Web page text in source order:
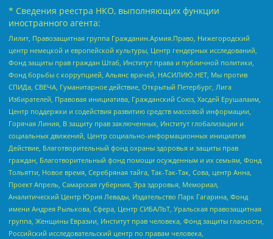
* Сведения реестра НКО, выполняющих функции
иностранного агента:
Лилит, Правозащитная группа Гражданин.Армия.Право, Нижегородский
центр немецкой и европейской культуры, Центр гендерных исследований,
Фонд защиты прав граждан Штаб, Институт права и публичной политики,
Фонд борьбы с коррупцией, Альянс врачей, НАСИЛИЮ.НЕТ, Мы против
СПИДа, СВЕЧА, Гуманитарное действие, Открытый Петербург, Лига
Избирателей, Правовая инициатива, Гражданский Союз, Хасдей Ерушалаим,
Центр поддержки и содействия развитию средств массовой информации,
Горячая Линия, В защиту прав заключенных, Институт глобализации и
социальных движений, Центр социально-информационных инициатив
Действие, Благотворительный фонд охраны здоровья и защиты прав
граждан, Благотворительный фонд помощи осужденным и их семьям, Фонд
Тольятти, Новое время, Серебряная тайга, Так-Так-Так, Сова, центр Анна,
Проект Апрель, Самарская губерния, Эра здоровья, Мемориал,
Аналитический Центр Юрия Левады, Издательство Парк Гагарина, Фонд
имени Андрея Рылькова, Сфера, Центр СИБАЛЬТ, Уральская правозащитная
группа, Женщины Евразии, Институт прав человека, Фонд защиты гласности,
Российский исследовательский центр по правам человека,